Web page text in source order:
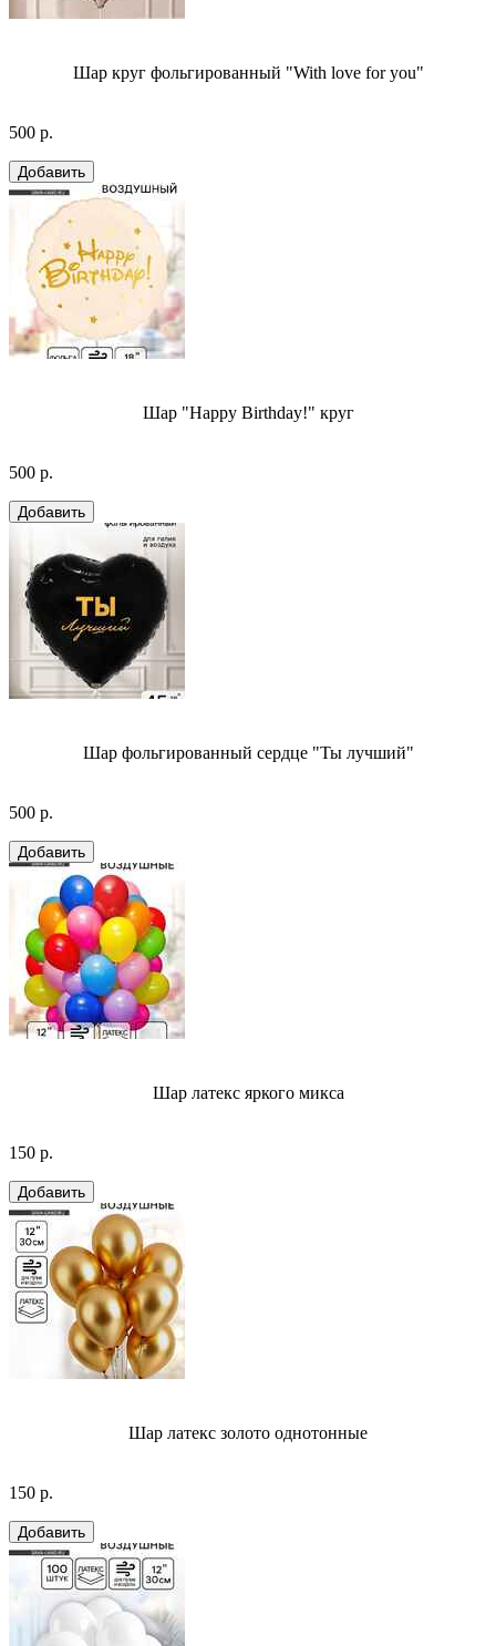
Шар круг фольгированный "With love for you"
500 р.
Шар "Happy Birthday!" круг
500 р.
Шар фольгированный сердце "Ты лучший"
500 р.
Шар латекс яркого микса
150 р.
Шар латекс золото однотонные
150 р.